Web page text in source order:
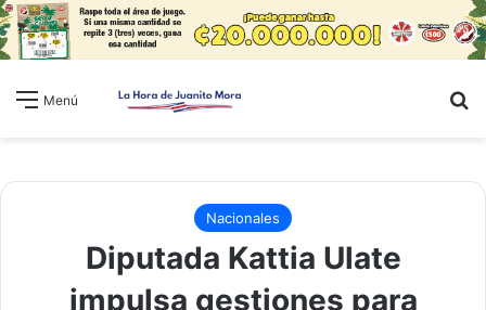
Menú
Nacionales
Diputada Kattia Ulate
impulsa gestiones para